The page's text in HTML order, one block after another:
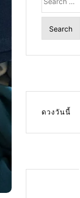
for:
ดวงวันนี้